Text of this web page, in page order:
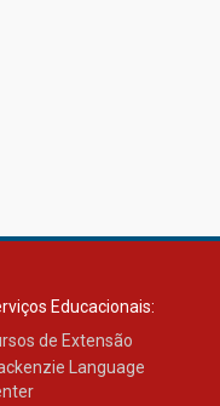
Educacionais:
de Extensão
Language